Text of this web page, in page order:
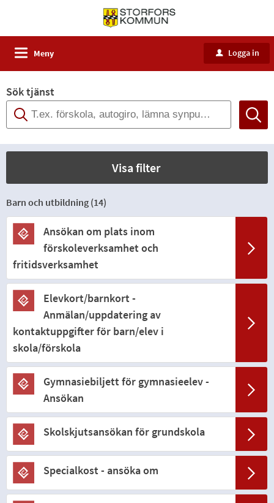
Meny u Logga in
Sök tjänst
Visa filter
Barn och utbildning (14)
Ansökan om plats inom
förskoleverksamhet och
fritidsverksamhet
Elevkort/barnkort -
Anmälan/uppdatering av
kontaktuppgifter för barn/elev i
skola/förskola
Gymnasiebiljett för gymnasieelev -
Ansökan
Skolskjutsansökan för grundskola
Specialkost - ansöka om